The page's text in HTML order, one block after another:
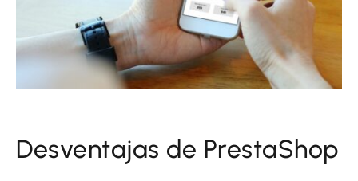
Desventajas de PrestaShop